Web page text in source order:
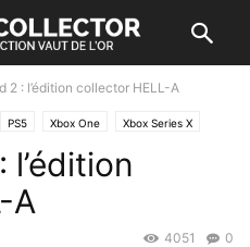
2 : l’édition collector HELL-A
PS5 Xbox One Xbox Series X
l’édition
A
0
4051